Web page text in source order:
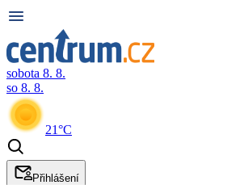
sobota 8. 8.
so 8. 8.
21°C
Přihlášení